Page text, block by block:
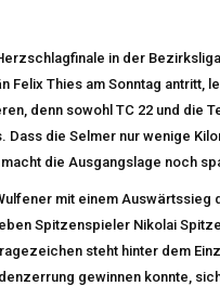
in der
Felix Thies am Sonntag antritt,
denn sowohl TC 22 und die
Dass die Selmer nur wenige
die Ausgangslage noch
mit einem Auswärtssieg
Spitzenspieler Nikolai
steht hinter dem
gewinnen konnte,